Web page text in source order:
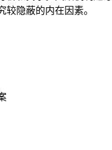
隐蔽的内在因素。